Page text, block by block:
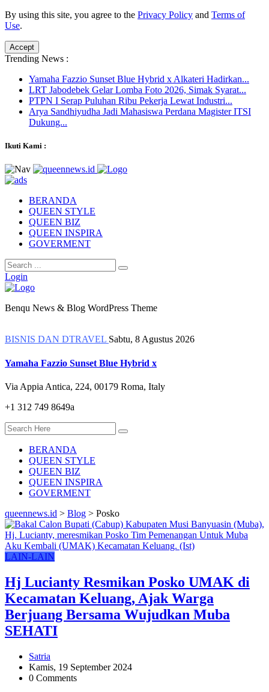
By using this site, you agree to the Privacy Policy and Terms of
Use.
Accept
Trending News :
Yamaha Fazzio Sunset Blue Hybrid x Alkateri Hadirkan...
LRT Jabodebek Gelar Lomba Foto 2026, Simak Syarat...
PTPN I Serap Puluhan Ribu Pekerja Lewat Industri...
Arya Sandhiyudha Jadi Mahasiswa Perdana Magister ITSI
Dukung...
Ikuti Kami :
BERANDA
QUEEN STYLE
QUEEN BIZ
QUEEN INSPIRA
GOVERMENT
Login
Benqu News & Blog WordPress Theme
BISNIS DAN DTRAVEL Sabtu, 8 Agustus 2026
Yamaha Fazzio Sunset Blue Hybrid x
Via Appia Antica, 224, 00179 Roma, Italy
+1 312 749 8649a
BERANDA
QUEEN STYLE
QUEEN BIZ
QUEEN INSPIRA
GOVERMENT
queennews.id > Blog > Posko
LAIN-LAIN
Hj Lucianty Resmikan Posko UMAK di
Kecamatan Keluang, Ajak Warga
Berjuang Bersama Wujudkan Muba
SEHATI
Satria
Kamis, 19 September 2024
0 Comments